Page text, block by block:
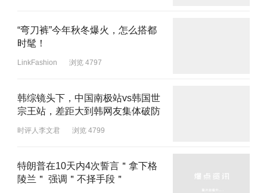
“弯刀裤”今年秋冬爆火，怎么搭都
时髦！
LinkFashion 浏览 4797
韩综镜头下，中国南极站vs韩国世
宗王站，差距大到韩网友集体破防
时评人李文君 浏览 4799
特朗普在10天内4次誓言＂拿下格
陵兰＂ 强调＂不择手段＂